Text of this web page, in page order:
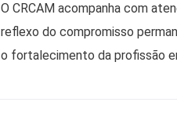
O CRCAM acompanha com
reflexo do compromisso
o fortalecimento da profissão